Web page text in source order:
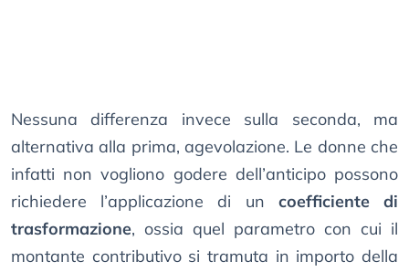
Nessuna differenza invece sulla seconda, ma
alternativa alla prima, agevolazione. Le donne che
infatti non vogliono godere dell’anticipo possono
richiedere l’applicazione di un coefficiente di
trasformazione, ossia quel parametro con cui il
montante contributivo si tramuta in importo della